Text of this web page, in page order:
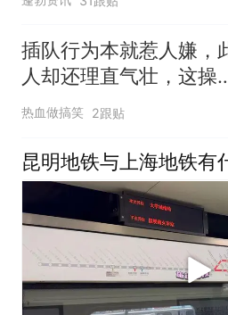
插队行为本就惹人嫌，
人却还理直气壮，这操
真是少见
热血做搞笑 2跟贴
昆明地铁与上海地铁有